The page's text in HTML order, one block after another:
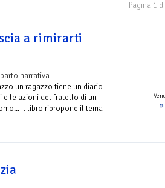
Pagina 1
a rimirarti
narrativa
un ragazzo tiene un diario
le azioni del fratello di un
Il libro ripropone il tema